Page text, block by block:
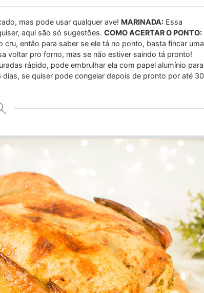
mas pode usar qualquer ave! MARINADA:Essa
aqui são só sugestões. COMO ACERTAR O PONTO:
então para saber se ele tá no ponto, basta fincar uma
voltar pro forno, mas se não estiver saindo tá pronto!
rápido, pode embrulhar ela com papel alumínio para
dias, se quiser pode congelar depois de pronto por até 30